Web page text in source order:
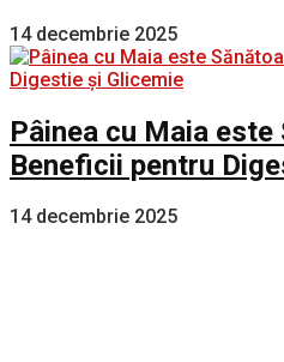
14 decembrie 2025
Pâinea cu Maia este
Beneficii pentru
14 decembrie 2025